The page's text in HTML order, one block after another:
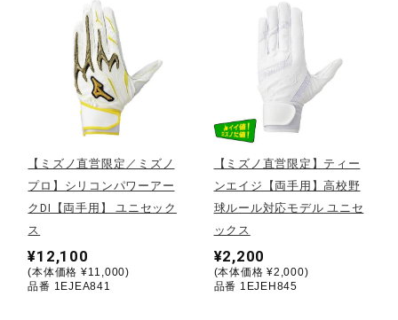
ソフトボール
柔道
ウィンタースポーツ
ワーキング
ウォーキングシューズ
【ミズノ直営限定／ミズノ
プロ】シリコンパワーアー
クDI【両手用】 ユニセック
ス
¥12,100
(本体価格 ¥11,000)
品番 1EJEA841
【ミズノ直営限定】ティー
ンエイジ【両手用】高校野
球ルール対応モデル ユニセ
ックス
¥2,200
(本体価格 ¥2,000)
品番 1EJEH845